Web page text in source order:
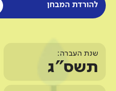
להורדת המבחן
שנת העברה:
תשס"ג